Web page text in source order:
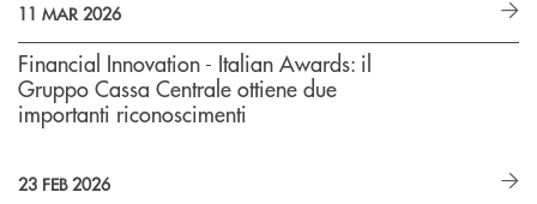
11 MAR 2026
Financial Innovation - Italian Awards: il
Gruppo Cassa Centrale ottiene due
importanti riconoscimenti
23 FEB 2026